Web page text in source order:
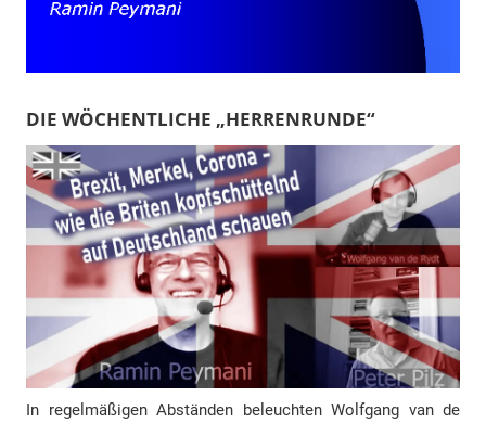
DIE WÖCHENTLICHE „HERRENRUNDE“
In regelmäßigen Abständen beleuchten Wolfgang van de